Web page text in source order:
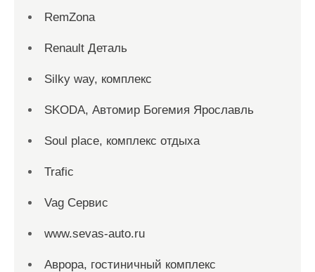
RemZona
Renault Деталь
Silky way, комплекс
SKODA, Автомир Богемия Ярославль
Soul place, комплекс отдыха
Trafic
Vag Сервис
www.sevas-auto.ru
Аврора, гостиничный комплекс